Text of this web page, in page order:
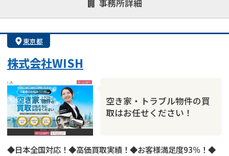
事務所詳細
決済までが早い
1億円以上の買取可
業歴10年以上
業者案件歓迎
士業連携有り
東京都
株式会社WISH
空き家・トラブル物件の買
取はお任せください！
◆日本全国対応！◆高価買取実績！◆お客様満足度93％！◆